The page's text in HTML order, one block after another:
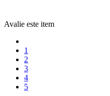
Avalie este item
1
2
3
4
5